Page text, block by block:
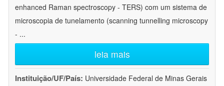
enhanced Raman spectroscopy - TERS) com um sistema de
microscopia de tunelamento (scanning tunnelling microscopy
- ...
leia mais
Instituição/UF/País: Universidade Federal de Minas Gerais